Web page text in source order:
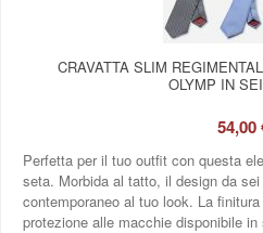
CRAVATTA SLIM
OLYMP IN
54,00
Perfetta per il tuo outfit con questa
seta. Morbida al tatto, il design da
contemporaneo al tuo look. La
protezione alle macchie disponibile in